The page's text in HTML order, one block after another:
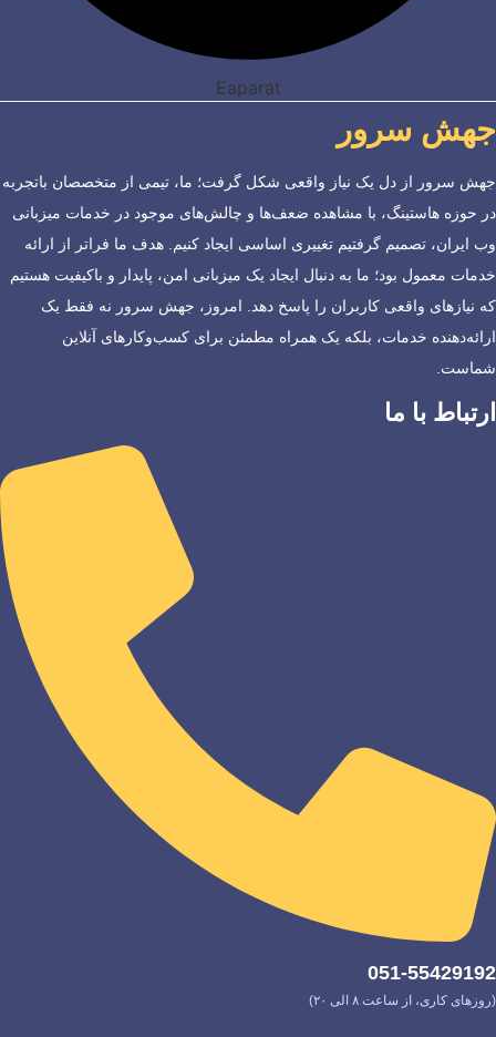
Eaparat
جهش سرور
جهش سرور از دل یک نیاز واقعی شکل گرفت؛ ما، تیمی از متخصصان باتجربه
در حوزه هاستینگ، با مشاهده ضعف‌ها و چالش‌های موجود در خدمات میزبانی
وب ایران، تصمیم گرفتیم تغییری اساسی ایجاد کنیم. هدف ما فراتر از ارائه
خدمات معمول بود؛ ما به دنبال ایجاد یک میزبانی امن، پایدار و باکیفیت هستیم
که نیازهای واقعی کاربران را پاسخ دهد. امروز، جهش سرور نه فقط یک
ارائه‌دهنده خدمات، بلکه یک همراه مطمئن برای کسب‌وکارهای آنلاین
شماست.
ارتباط با ما
051-55429192
(روزهای کاری، از ساعت ۸ الی ۲۰)